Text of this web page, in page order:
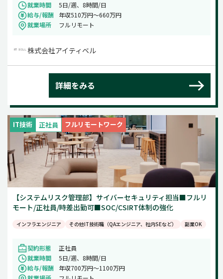
就業時間
5日/週、8時間/日
給与/報酬
年収510万円～660万円
就業場所
フルリモート
株式会社アイティベル
詳細をみる
IT技術 正社員 フルリモートワーク
【システムリスク管理部】サイバーセキュリティ担当■フルリ
モート/正社員/時差出勤可■SOC/CSIRT体制の強化
インフラエンジニア その他IT技術職（QAエンジニア、社内SEなど） 副業OK
契約形態
正社員
就業時間
5日/週、8時間/日
給与/報酬
年収700万円～1100万円